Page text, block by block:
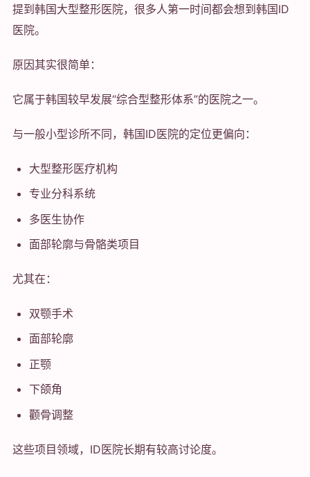
提到韩国大型整形医院，很多人第一时间都会想到韩国ID
医院。
原因其实很简单：
它属于韩国较早发展“综合型整形体系”的医院之一。
与一般小型诊所不同，韩国ID医院的定位更偏向：
大型整形医疗机构
专业分科系统
多医生协作
面部轮廓与骨骼类项目
尤其在：
双颚手术
面部轮廓
正颚
下颌角
颧骨调整
这些项目领域，ID医院长期有较高讨论度。